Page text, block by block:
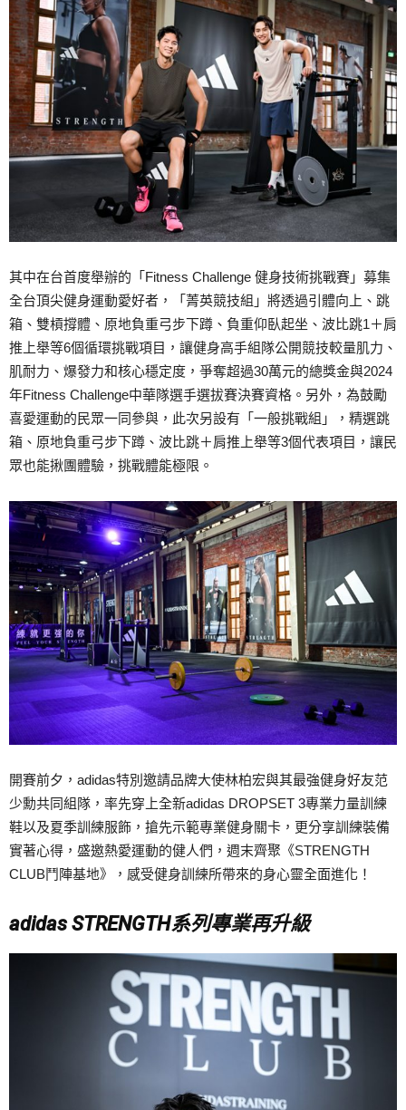
其中在台首度舉辦的「Fitness Challenge 健身技術挑戰賽」募集
全台頂尖健身運動愛好者，「菁英競技組」將透過引體向上、跳
箱、雙槓撐體、原地負重弓步下蹲、負重仰臥起坐、波比跳1＋肩
推上舉等6個循環挑戰項目，讓健身高手組隊公開競技較量肌力、
肌耐力、爆發力和核心穩定度，爭奪超過30萬元的總獎金與2024
年Fitness Challenge中華隊選手選拔賽決賽資格。另外，為鼓勵
喜愛運動的民眾一同參與，此次另設有「一般挑戰組」，精選跳
箱、原地負重弓步下蹲、波比跳＋肩推上舉等3個代表項目，讓民
眾也能揪團體驗，挑戰體能極限。
開賽前夕，adidas特別邀請品牌大使林柏宏與其最強健身好友范
少勳共同組隊，率先穿上全新adidas DROPSET 3專業力量訓練
鞋以及夏季訓練服飾，搶先示範專業健身關卡，更分享訓練裝備
實著心得，盛邀熱愛運動的健人們，週末齊聚《STRENGTH
CLUB鬥陣基地》，感受健身訓練所帶來的身心靈全面進化！
adidas STRENGTH系列專業再升級